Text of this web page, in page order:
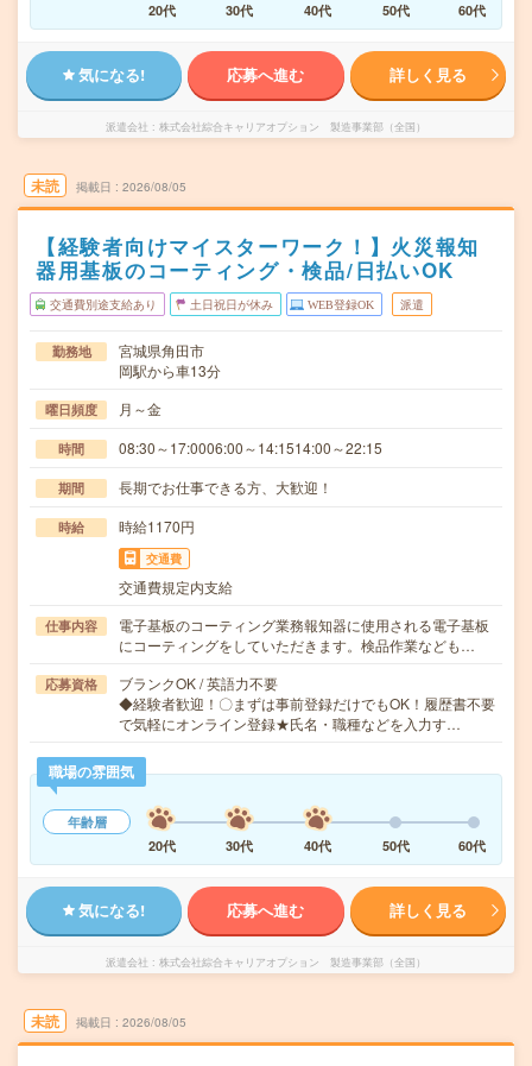
20代
30代 40代 50代 60代
気になる! 応募へ進む 詳しく見る
派遣会社 株式会社綜合キャリアオプション 製造事業部（全国）
未読 掲載日 2026/08/05
【経験者向けマイスターワーク！】火災報知
器用基板のコーティング・検品/日払いOK
交通費別途支給あり 土日祝日が休み WEB登録OK 派遣
勤務地
宮城県角田市
岡駅から車13分
曜日頻度 月～金
時間 08:30～17:0006:00～14:1514:00～22:15
期間 長期でお仕事できる方、大歓迎！
時給 時給1170円
交通費
交通費規定内支給
仕事内容
電子基板のコーティング業務報知器に使用される電子基板
にコーティングをしていただきます。検品作業なども…
応募資格
ブランクOK / 英語力不要
◆経験者歓迎！〇まずは事前登録だけでもOK！履歴書不要
で気軽にオンライン登録★氏名・職種などを入力す…
職場の雰囲気
年齢層
20代
30代 40代 50代 60代
気になる! 応募へ進む 詳しく見る
派遣会社 株式会社綜合キャリアオプション 製造事業部（全国）
未読 掲載日 2026/08/05